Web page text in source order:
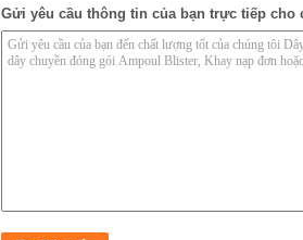
Gửi yêu cầu thông tin của bạn trực tiếp cho